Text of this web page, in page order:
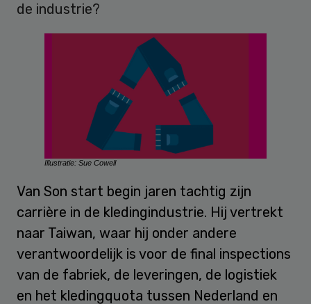
de industrie?
Illustratie: Sue Cowell
Van Son start begin jaren tachtig zijn
carrière in de kledingindustrie. Hij vertrekt
naar Taiwan, waar hij onder andere
verantwoordelijk is voor de final inspections
van de fabriek, de leveringen, de logistiek
en het kledingquota tussen Nederland en